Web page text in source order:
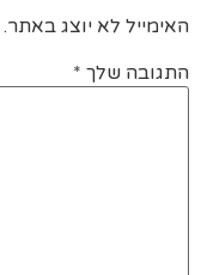
האימייל לא יוצג באתר.
התגובה שלך *